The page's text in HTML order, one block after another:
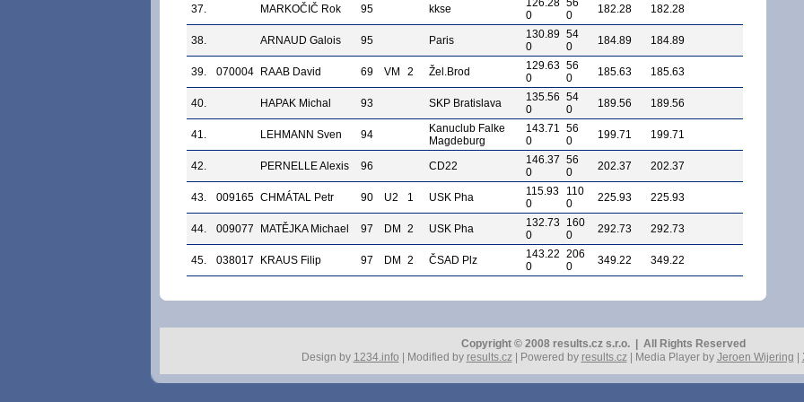
37. MARKOČIČ Rok 95 kkse
126.28
0
56
0
182.28 182.28
38. ARNAUD Galois 95 Paris
130.89
0
54
0
184.89 184.89
39. 070004 RAAB David 69 VM 2 Žel.Brod
129.63
0
56
0
185.63 185.63
40. HAPAK Michal 93 SKP Bratislava
135.56
0
54
0
189.56 189.56
41. LEHMANN Sven 94
Kanuclub Falke
Magdeburg
143.71
0
56
0
199.71 199.71
42. PERNELLE Alexis 96 CD22
146.37
0
56
0
202.37 202.37
43. 009165 CHMÁTAL Petr 90 U2 1 USK Pha
115.93
0
110
0
225.93 225.93
44. 009077 MATĚJKA Michael 97 DM 2 USK Pha
132.73
0
160
0
292.73 292.73
45. 038017 KRAUS Filip 97 DM 2 ČSAD Plz
143.22
0
206
0
349.22 349.22
Copyright © 2008 results.cz s.r.o. | All Rights Reserved
Design by 1234.info | Modified by results.cz| Powered by results.cz| Media Player by Jeroen Wijering |